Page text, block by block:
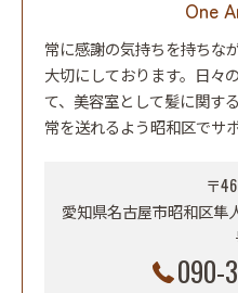
One
常に感謝の気持ちを持ちな
大切にしております。日々
て、美容室として髪に関す
常を送れるよう昭和区でサ
〒
愛知県名古屋市昭和区隼
090-